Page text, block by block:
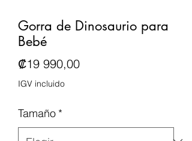
Gorra de Dinosaurio para
Bebé
₡19 990,00Precio
IGV incluido
Tamaño *